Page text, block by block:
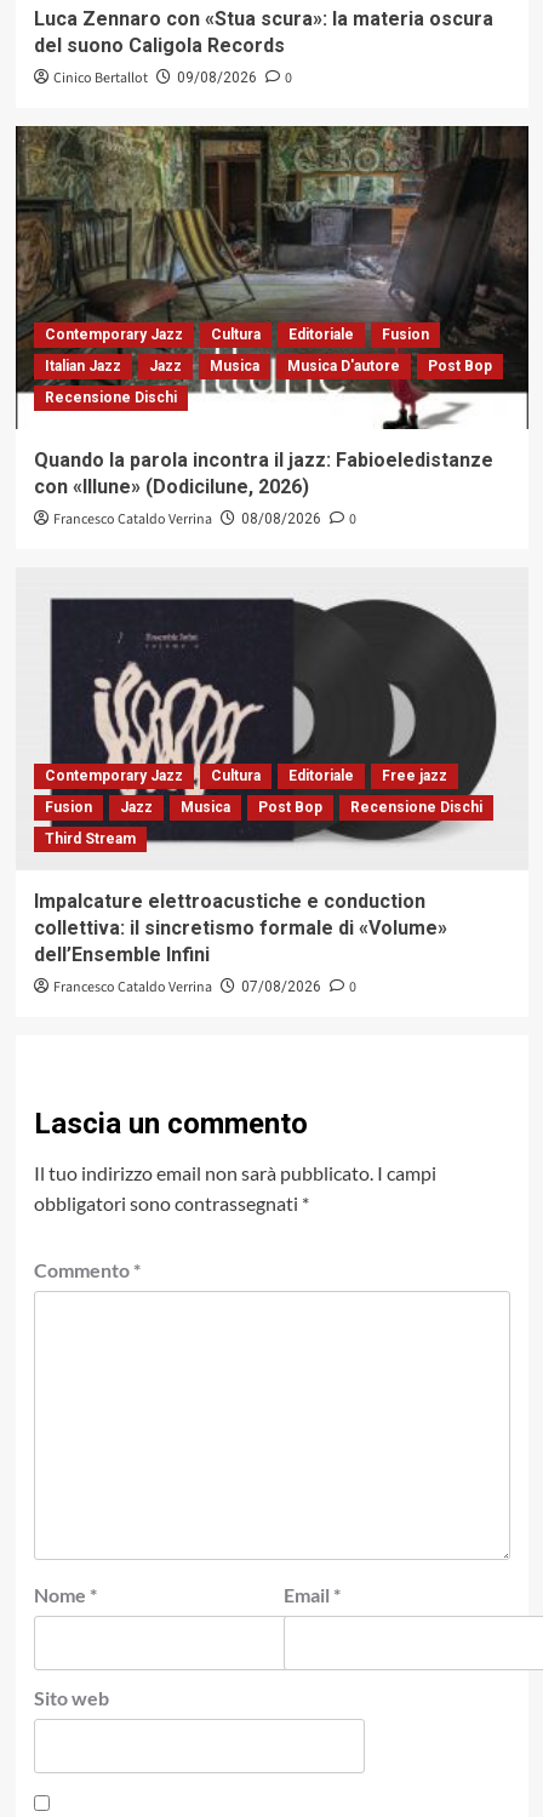
Luca Zennaro con «Stua scura»: la materia oscura
del suono Caligola Records
Cinico Bertallot 09/08/2026 0
Contemporary Jazz Cultura Editoriale
Fusion
Italian Jazz
Jazz Musica Musica D'autore
Post Bop
Recensione Dischi
Quando la parola incontra il jazz: Fabioeledistanze
con «Illune» (Dodicilune, 2026)
Francesco Cataldo Verrina 08/08/2026 0
Contemporary Jazz Cultura Editoriale
Free jazz
Fusion
Jazz Musica Post Bop
Recensione Dischi
Third Stream
Impalcature elettroacustiche e conduction
collettiva: il sincretismo formale di «Volume»
dell’Ensemble Infini
Francesco Cataldo Verrina 07/08/2026 0
Lascia un commento
Il tuo indirizzo email non sarà pubblicato. I campi
obbligatori sono contrassegnati *
Commento *
Nome * Email *
Sito web